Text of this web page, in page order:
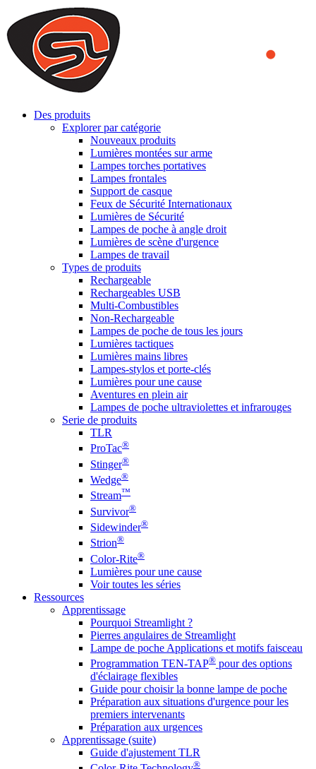
We use cookies to ensure that we provide you the best experience
on our website. By continuing to browse this website, you accept
that cookies are used to help us analyze how the website is used and
to offer you a better experience. To learn more or to find out how
you can disable cookies, you can access our
Des produits
Explorer par catégorie
Nouveaux produits
Lumières montées sur arme
Lampes torches portatives
Lampes frontales
Support de casque
Feux de Sécurité Internationaux
Lumières de Sécurité
Lampes de poche à angle droit
Lumières de scène d'urgence
Lampes de travail
Types de produits
Rechargeable
Rechargeables USB
Multi-Combustibles
Non-Rechargeable
Lampes de poche de tous les jours
Lumières tactiques
Lumières mains libres
Lampes-stylos et porte-clés
Lumières pour une cause
Aventures en plein air
Lampes de poche ultraviolettes et infrarouges
Serie de produits
TLR
ProTac®
Stinger®
Wedge®
Stream™
Survivor®
Sidewinder®
Strion®
Color-Rite®
Lumières pour une cause
Voir toutes les séries
Ressources
Apprentissage
Pourquoi Streamlight ?
Pierres angulaires de Streamlight
Lampe de poche Applications et motifs faisceau
Programmation TEN-TAP® pour des options
d'éclairage flexibles
Guide pour choisir la bonne lampe de poche
Préparation aux situations d'urgence pour les
premiers intervenants
Préparation aux urgences
Apprentissage (suite)
Guide d'ajustement TLR
®